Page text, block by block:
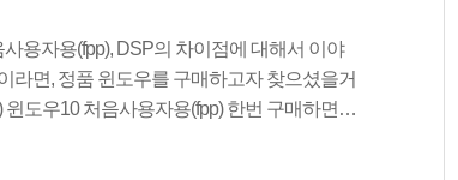
용자용(fpp), DSP의 차이점에 대해서 이야
라면, 정품 윈도우를 구매하고자 찾으셨을거
도우10 처음사용자용(fpp) 한번 구매하면
래서 가격도 모든 버전중에 가장 비쌉니다.